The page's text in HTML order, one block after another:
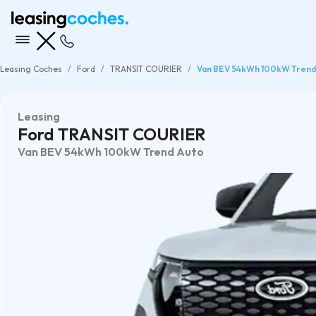
Leasing Coches Ford TRANSIT COURIER Van BEV 54kWh 100kW
Leasing
Ford TRANSIT COURIER
Van BEV 54kWh 100kW Trend Auto